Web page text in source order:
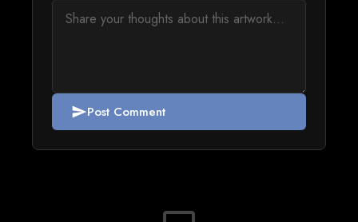
sendPost Comment